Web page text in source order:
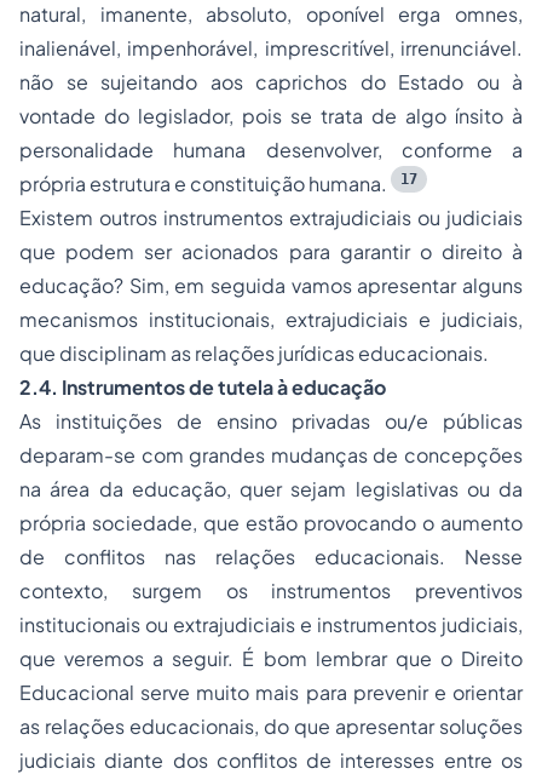
natural, imanente, absoluto, oponível erga omnes,
inalienável, impenhorável, imprescritível, irrenunciável.
não se sujeitando aos caprichos do Estado ou à
vontade do legislador, pois se trata de algo ínsito à
personalidade humana desenvolver, conforme a
própria estrutura e constituição humana.
17
Existem outros instrumentos extrajudiciais ou judiciais
que podem ser acionados para garantir o direito à
educação? Sim, em seguida vamos apresentar alguns
mecanismos institucionais, extrajudiciais e judiciais,
que disciplinam as relações jurídicas educacionais.
2.4. Instrumentos de tutela à educação
As instituições de ensino privadas ou/e públicas
deparam-se com grandes mudanças de concepções
na área da educação, quer sejam legislativas ou da
própria sociedade, que estão provocando o aumento
de conflitos nas relações educacionais. Nesse
contexto, surgem os instrumentos preventivos
institucionais ou extrajudiciais e instrumentos judiciais,
que veremos a seguir. É bom lembrar que o Direito
Educacional serve muito mais para prevenir e orientar
as relações educacionais, do que apresentar soluções
judiciais diante dos conflitos de interesses entre os